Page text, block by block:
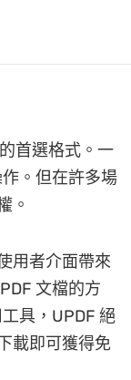
首選格式。一
。但在許多場
。
用者介面帶來
文檔的方
具，UPDF 絕
載即可獲得免